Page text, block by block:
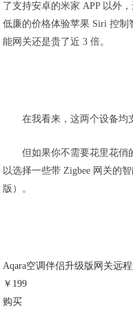
了支持安卓的米家 APP 以外
低廉的价格体验苹果 Siri 控制
能网关还是贵了近 3 倍。
在我看来，这两个设备均
但如果你不需要花里花俏
以选择一些带 Zigbee 网关的
版）。
Aqara空调伴侣升级版网关远
￥199
购买